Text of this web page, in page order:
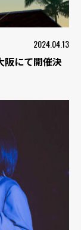
2024.04.13
阪にて開催決